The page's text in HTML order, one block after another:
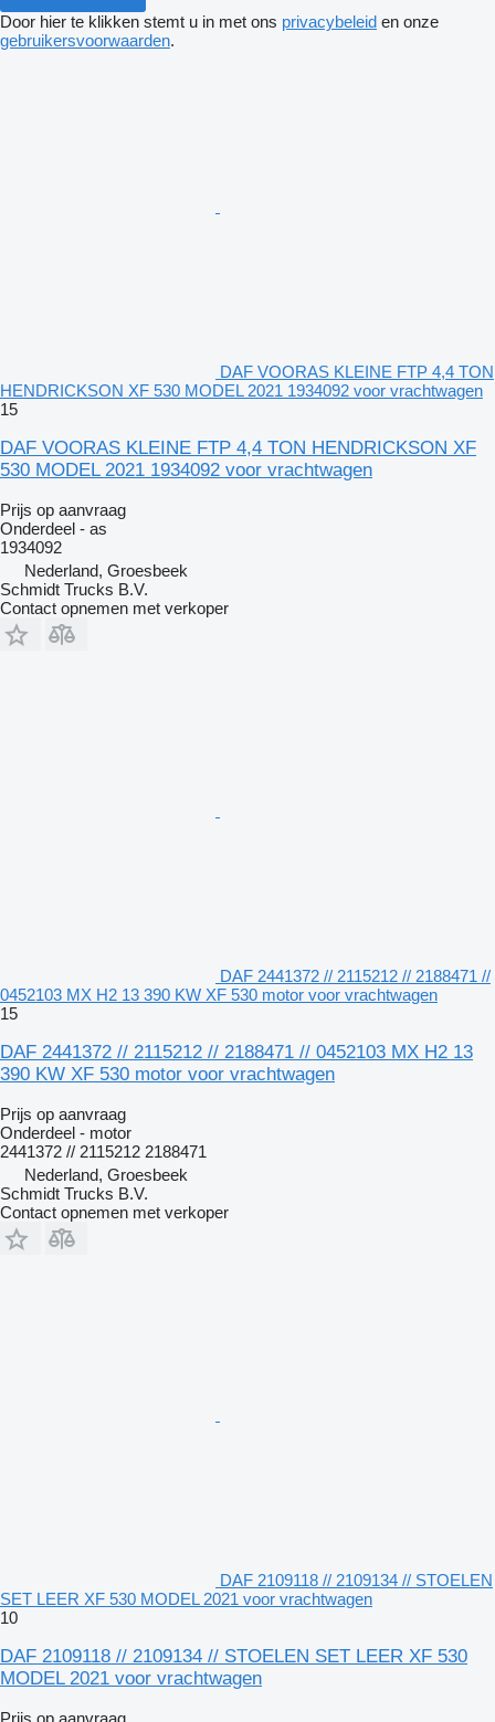
Door hier te klikken stemt u in met ons privacybeleid en onze
gebruikersvoorwaarden.
DAF VOORAS KLEINE FTP 4,4 TON
HENDRICKSON XF 530 MODEL 2021 1934092 voor vrachtwagen
15
DAF VOORAS KLEINE FTP 4,4 TON HENDRICKSON XF
530 MODEL 2021 1934092 voor vrachtwagen
Prijs op aanvraag
Onderdeel - as
1934092
Nederland, Groesbeek
Schmidt Trucks B.V.
Contact opnemen met verkoper
DAF 2441372 // 2115212 // 2188471 //
0452103 MX H2 13 390 KW XF 530 motor voor vrachtwagen
15
DAF 2441372 // 2115212 // 2188471 // 0452103 MX H2 13
390 KW XF 530 motor voor vrachtwagen
Prijs op aanvraag
Onderdeel - motor
2441372 // 2115212 2188471
Nederland, Groesbeek
Schmidt Trucks B.V.
Contact opnemen met verkoper
DAF 2109118 // 2109134 // STOELEN
SET LEER XF 530 MODEL 2021 voor vrachtwagen
10
DAF 2109118 // 2109134 // STOELEN SET LEER XF 530
MODEL 2021 voor vrachtwagen
Prijs op aanvraag